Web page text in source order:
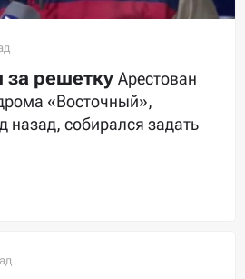
за решетку Арестован
«Восточный»,
назад, собирался задать